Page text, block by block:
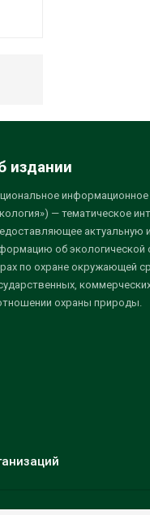
издании
— тематическое
актуальную
об экологической
по охране окружающей
охраны природы.